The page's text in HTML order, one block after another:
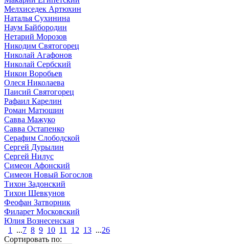
Мелхиседек Артюхин
Наталья Сухинина
Наум Байбородин
Нетарий Морозов
Никодим Святогорец
Николай Агафонов
Николай Сербский
Никон Воробьев
Олеся Николаева
Паисий Святогорец
Рафаил Карелин
Роман Матюшин
Савва Мажуко
Савва Остапенко
Серафим Слободской
Сергей Дурылин
Сергей Нилус
Симеон Афонский
Симеон Новый Богослов
Тихон Задонский
Тихон Шевкунов
Феофан Затворник
Филарет Московский
Юлия Вознесенская
1
...7 8 9 10 11 12 13 ...26
Сортировать по: